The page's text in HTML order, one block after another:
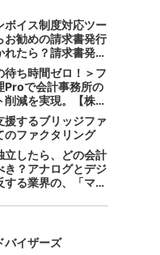
ボイス制度対応ツー
お勧めの請求書発行
れたら？請求書発行
仕訳+資金調達を1
完結する 「請求
に迫る
待ち時間ゼロ！＞フ
Proで会計事務所の
減を実現。【株式
イジャパン×辻・本
理宅配便事業
援するブリッジファ
のファクタリング
立したら、どの会計
き？アナログとデジ
する業界の、「マネ
バイザーズ